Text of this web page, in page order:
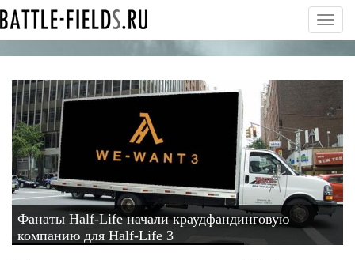
Фанаты Half-Life начали краудфандинговую
компанию для Half-Life 3